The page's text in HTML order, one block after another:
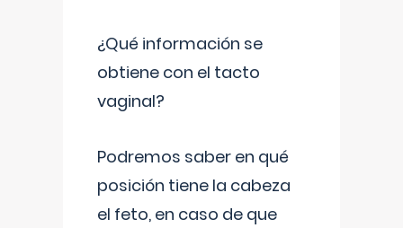
¿Qué información se
obtiene con el tacto
vaginal?
Podremos saber en qué
posición tiene la cabeza
el feto, en caso de que